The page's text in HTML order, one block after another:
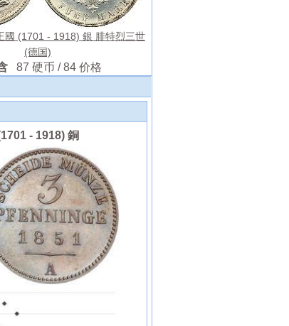
國 (1701 - 1918) 銀 腓特烈三世
(德国)
含87 硬币 / 84 价格
- 1918) 銅